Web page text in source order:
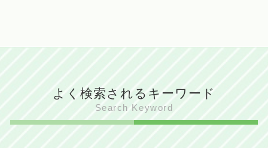
よく検索されるキーワード
Search Keyword